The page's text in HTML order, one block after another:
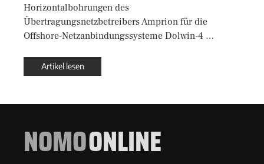
Horizontalbohrungen des
Übertragungsnetzbetreibers Amprion für die
Offshore-Netzanbindungssysteme Dolwin-4 …
Artikel lesen
NOMOONLINE